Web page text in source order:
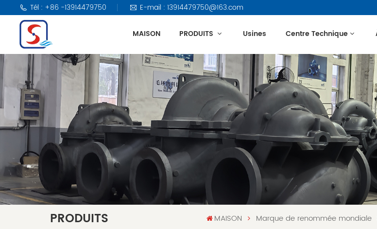
Tél : +86 -13914479750 E-mail : 13914479750@163.com
MAISON PRODUITS Usines Centre Technique
PRODUITS MAISON Marque de renommée mondiale